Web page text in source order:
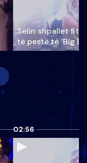
Selin shpallet
të pestë të ‘Big
02:56